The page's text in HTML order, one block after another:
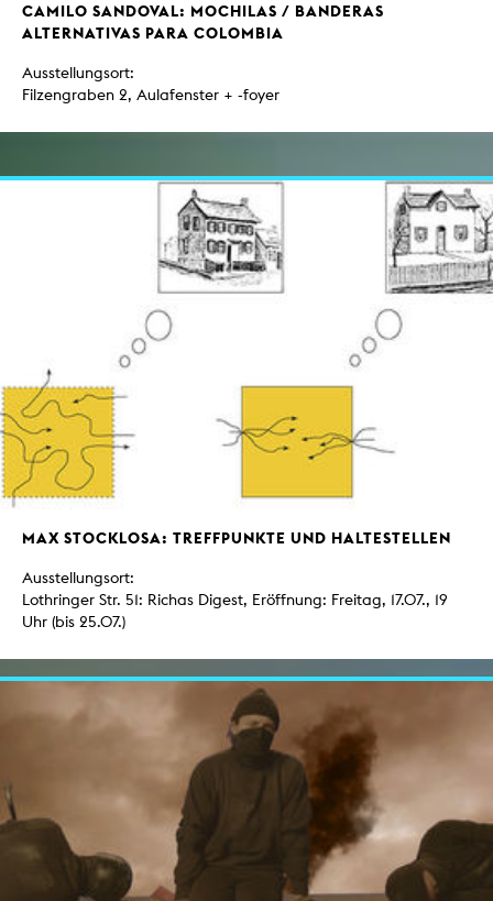
CAMILO SANDOVAL: MOCHILAS / BANDERAS
ALTERNATIVAS PARA COLOMBIA
Ausstellungsort:
Filzengraben 2, Aulafenster + -foyer
MAX STOCKLOSA: TREFFPUNKTE UND HALTESTELLEN
Ausstellungsort:
Lothringer Str. 51: Richas Digest, Eröffnung: Freitag, 17.07., 19
Uhr (bis 25.07.)